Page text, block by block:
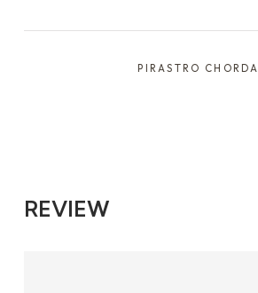
PIRASTRO CHORDA
REVIEW